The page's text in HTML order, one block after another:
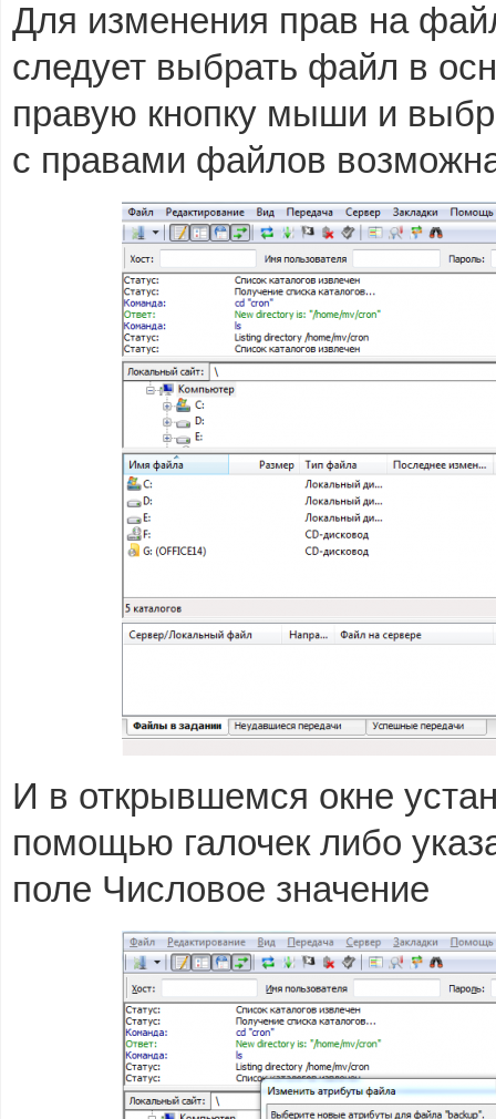
Для изменения прав на
следует выбрать файл в
правую кнопку мыши и
с правами файлов
И в открывшемся окне
помощью галочек либо
поле Числовое значение